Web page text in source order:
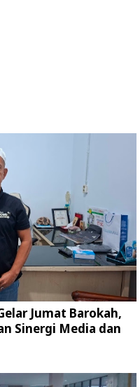
Jumat Barokah,
Sinergi Media dan